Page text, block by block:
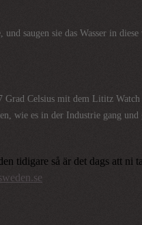
und saugen sie das Wasser in
Celsius mit dem Lititz
wie es in der Industrie gang und
tidigare så är det dags att